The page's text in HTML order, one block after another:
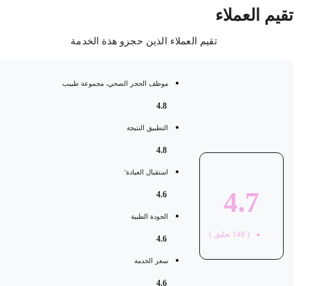
العملاء
تقيم العملاء الذين حجزو هذة الخدمة
4.7
148 تعليق )
موظف الحجر الصحي، مجموعة طبيب
التطبيق النتيجة
استقبال العيادة'
الجودة الطبية
سعر الخدمة